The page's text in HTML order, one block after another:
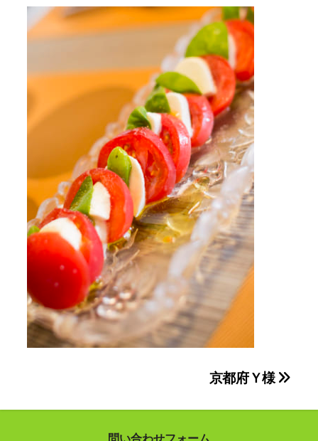
稿
京都府Ｙ様
問い合わせフォーム